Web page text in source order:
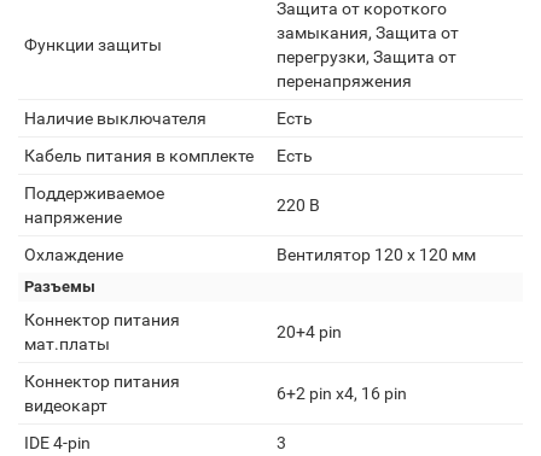
Функции защиты
Защита от короткого
замыкания, Защита от
перегрузки, Защита от
перенапряжения
Наличие выключателя
Есть
Кабель питания в комплекте
Есть
Поддерживаемое
напряжение
220 В
Охлаждение Вентилятор 120 x 120 мм
Разъемы
Коннектор питания
мат.платы
20+4 pin
Коннектор питания
видеокарт
6+2 pin x4, 16 pin
IDE 4-pin
3